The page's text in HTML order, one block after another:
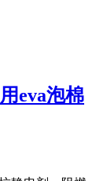
eva泡棉